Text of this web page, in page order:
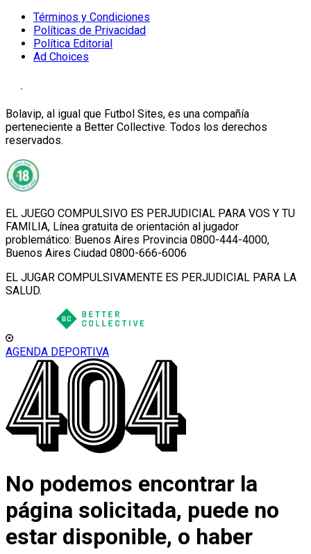
Términos y Condiciones
Políticas de Privacidad
Política Editorial
Ad Choices
Bolavip, al igual que Futbol Sites, es una compañía
perteneciente a Better Collective. Todos los derechos
reservados.
EL JUEGO COMPULSIVO ES PERJUDICIAL PARA VOS Y TU
FAMILIA, Línea gratuita de orientación al jugador
problemático: Buenos Aires Provincia 0800-444-4000,
Buenos Aires Ciudad 0800-666-6006
EL JUGAR COMPULSIVAMENTE ES PERJUDICIAL PARA LA
SALUD.
AGENDA DEPORTIVA
No podemos encontrar la
página solicitada, puede no
estar disponible, o haber